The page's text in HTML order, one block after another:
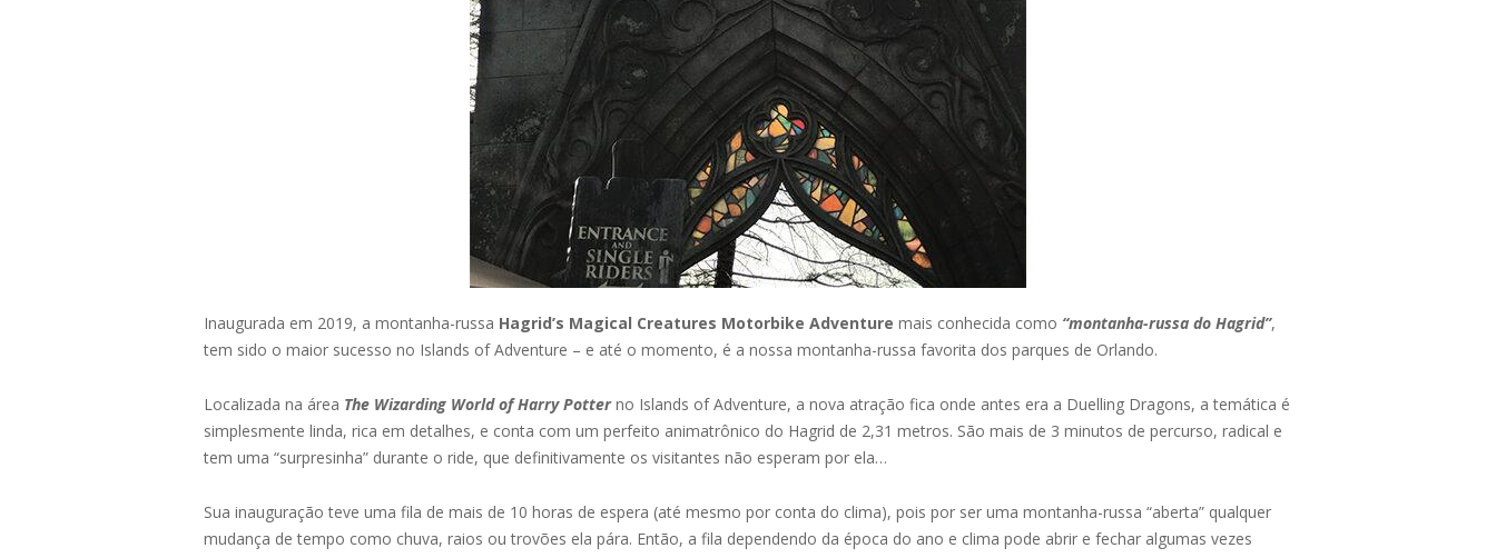
Inaugurada em 2019, a montanha-russa Hagrid’s Magical Creatures Motorbike Adventure mais conhecida como “montanha-russa do Hagrid”,
tem sido o maior sucesso no Islands of Adventure – e até o momento, é a nossa montanha-russa favorita dos parques de Orlando.
Localizada na área The Wizarding World of Harry Potterno Islands of Adventure, a nova atração fica onde antes era a Duelling Dragons, a temática é
simplesmente linda, rica em detalhes, e conta com um perfeito animatrônico do Hagrid de 2,31 metros. São mais de 3 minutos de percurso, radical e
tem uma “surpresinha” durante o ride, que definitivamente os visitantes não esperam por ela…
Sua inauguração teve uma fila de mais de 10 horas de espera (até mesmo por conta do clima), pois por ser uma montanha-russa “aberta” qualquer
mudança de tempo como chuva, raios ou trovões ela pára. Então, a fila dependendo da época do ano e clima pode abrir e fechar algumas vezes